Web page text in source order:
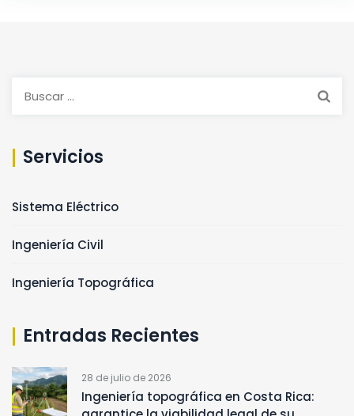
Servicios
Sistema Eléctrico
Ingeniería Civil
Ingeniería Topográfica
Entradas Recientes
28 de julio de 2026
Ingeniería topográfica en Costa Rica: